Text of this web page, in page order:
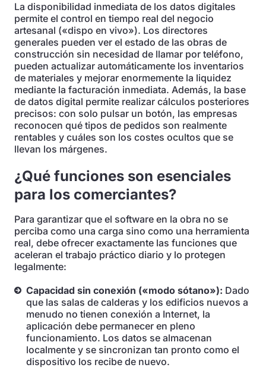
La disponibilidad inmediata de los datos digitales
permite el control en tiempo real del negocio
artesanal («dispo en vivo»). Los directores
generales pueden ver el estado de las obras de
construcción sin necesidad de llamar por teléfono,
pueden actualizar automáticamente los inventarios
de materiales y mejorar enormemente la liquidez
mediante la facturación inmediata. Además, la base
de datos digital permite realizar cálculos posteriores
precisos: con solo pulsar un botón, las empresas
reconocen qué tipos de pedidos son realmente
rentables y cuáles son los costes ocultos que se
llevan los márgenes.
¿Qué funciones son esenciales
para los comerciantes?
Para garantizar que el software en la obra no se
perciba como una carga sino como una herramienta
real, debe ofrecer exactamente las funciones que
aceleran el trabajo práctico diario y lo protegen
legalmente:
Capacidad sin conexión («modo sótano»): Dado
que las salas de calderas y los edificios nuevos a
menudo no tienen conexión a Internet, la
aplicación debe permanecer en pleno
funcionamiento. Los datos se almacenan
localmente y se sincronizan tan pronto como el
dispositivo los recibe de nuevo.